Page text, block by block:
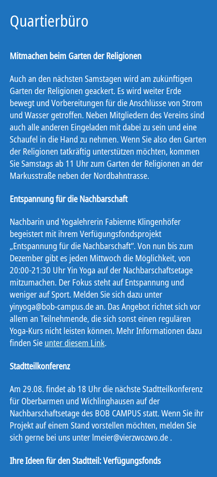
Quartierbüro
Mitmachen beim Garten der Religionen
Auch an den nächsten Samstagen wird am zukünftigen
Garten der Religionen geackert. Es wird weiter Erde
bewegt und Vorbereitungen für die Anschlüsse von Strom
und Wasser getroffen. Neben Mitgliedern des Vereins sind
auch alle anderen Eingeladen mit dabei zu sein und eine
Schaufel in die Hand zu nehmen. Wenn Sie also den Garten
der Religionen tatkräftig unterstützen möchten, kommen
Sie Samstags ab 11 Uhr zum Garten der Religionen an der
Markusstraße neben der Nordbahntrasse.
Entspannung für die Nachbarschaft
Nachbarin und Yogalehrerin Fabienne Klingenhöfer
begeistert mit ihrem Verfügungsfondsprojekt
„Entspannung für die Nachbarschaft“. Von nun bis zum
Dezember gibt es jeden Mittwoch die Möglichkeit, von
20:00-21:30 Uhr Yin Yoga auf der Nachbarschaftsetage
mitzumachen. Der Fokus steht auf Entspannung und
weniger auf Sport. Melden Sie sich dazu unter
yinyoga@bob-campus.de an. Das Angebot richtet sich vor
allem an Teilnehmende, die sich sonst einen regulären
Yoga-Kurs nicht leisten können. Mehr Informationen dazu
finden Sie unter diesem Link.
Stadtteilkonferenz
Am 29.08. findet ab 18 Uhr die nächste Stadtteilkonferenz
für Oberbarmen und Wichlinghausen auf der
Nachbarschaftsetage des BOB CAMPUS statt. Wenn Sie ihr
Projekt auf einem Stand vorstellen möchten, melden Sie
sich gerne bei uns unter lmeier@vierzwozwo.de .
Ihre Ideen für den Stadtteil: Verfügungsfonds